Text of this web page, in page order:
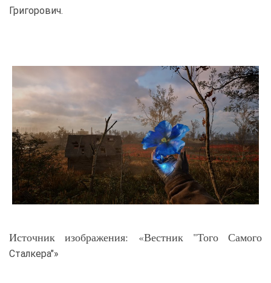
Григорович.
Источник изображения: «Вестник "Того Самого
Сталкера"»